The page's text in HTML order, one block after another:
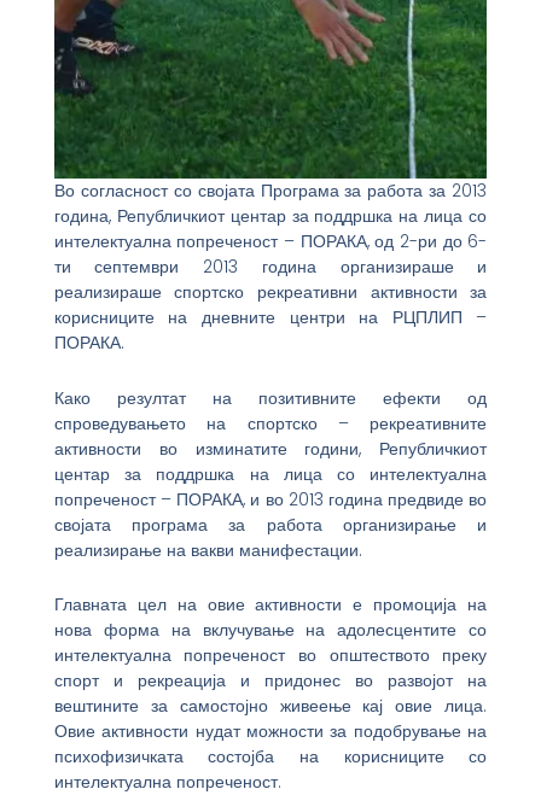
Во согласност со својата Програма за работа за 2013
година, Републичкиот центар за поддршка на лица со
интелектуална попреченост – ПОРАКА, од 2-ри до 6-
ти септември 2013 година организираше и
реализираше спортско рекреативни активности за
корисниците на дневните центри на РЦПЛИП –
ПОРАКА.
Како резултат на позитивните ефекти од
спроведувањето на спортско – рекреативните
активности во изминатите години, Републичкиот
центар за поддршка на лица со интелектуална
попреченост – ПОРАКА, и во 2013 година предвиде во
својата програма за работа организирање и
реализирање на вакви манифестации.
Главната цел на овие активности е промоција на
нова форма на вклучување на адолесцентите со
интелектуална попреченост во општеството преку
спорт и рекреација и придонес во развојот на
вештините за самостојно живеење кај овие лица.
Овие активности нудат можности за подобрување на
психофизичката состојба на корисниците со
интелектуална попреченост.